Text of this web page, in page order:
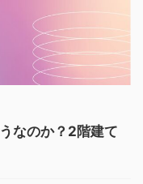
なのか？2階建て